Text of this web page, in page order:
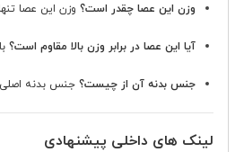
وزن این عصا چقدر است؟ وزن این عصا تنها 300 گرم است که بسیار سبک و قابل حمل است.
آیا این عصا در برابر وزن بالا مقاوم است؟
جنس بدنه آن از چیست؟ جنس بدنه اصلی این عصا از آلومینیوم 7075
لینک های داخلی پیشنهادی